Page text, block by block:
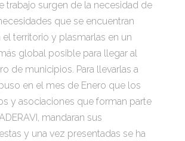
trabajo surgen de la necesidad de
que se encuentran
territorio y plasmarlas en un
global posible para llegar al
de municipios. Para llevarlas a
en el mes de Enero que los
y asociaciones que forman parte
mandaran sus
y una vez presentadas se ha